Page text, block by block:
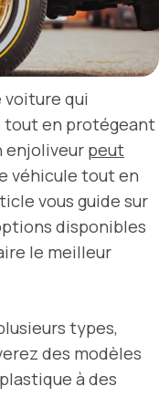
voiture qui
tout en protégeant
enjoliveur peut
véhicule tout en
vous guide sur
disponibles
le meilleur
types,
des modèles
à des